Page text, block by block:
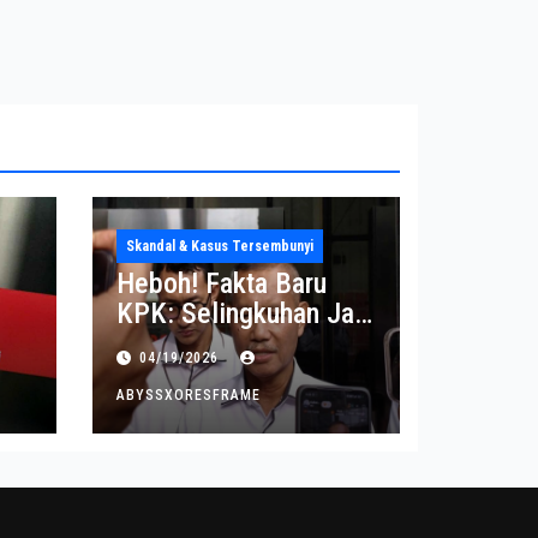
Skandal & Kasus Tersembunyi
Heboh! Fakta Baru
KPK: Selingkuhan Jadi
Tujuan Utama Uang
Korupsi
04/19/2026
ABYSSXORESFRAME